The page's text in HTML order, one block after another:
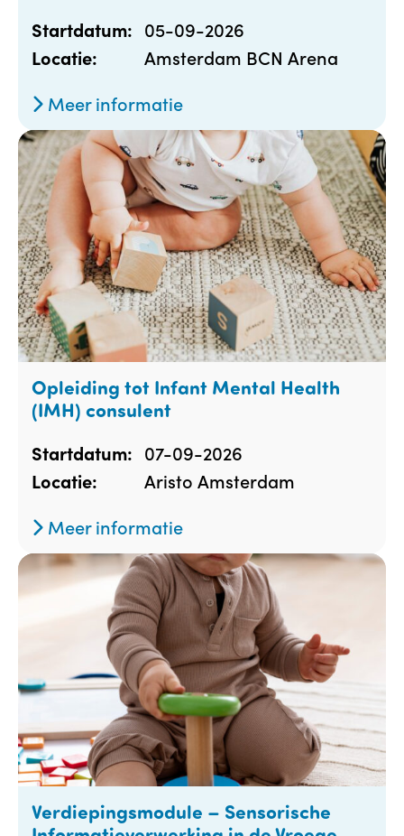
Startdatum: 05-09-2026
Locatie:
Amsterdam BCN Arena
Meer informatie
Opleiding tot Infant Mental Health
(IMH) consulent
Startdatum: 07-09-2026
Locatie:
Aristo Amsterdam
Meer informatie
Verdiepingsmodule – Sensorische